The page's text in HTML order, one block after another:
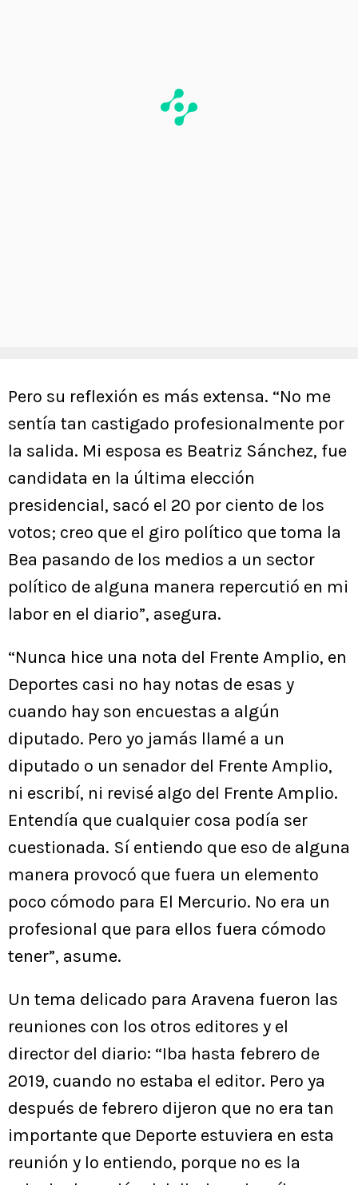
Pero su reflexión es más extensa. “No me
sentía tan castigado profesionalmente por
la salida. Mi esposa es Beatriz Sánchez, fue
candidata en la última elección
presidencial, sacó el 20 por ciento de los
votos; creo que el giro político que toma la
Bea pasando de los medios a un sector
político de alguna manera repercutió en mi
labor en el diario”, asegura.
“Nunca hice una nota del Frente Amplio, en
Deportes casi no hay notas de esas y
cuando hay son encuestas a algún
diputado. Pero yo jamás llamé a un
diputado o un senador del Frente Amplio,
ni escribí, ni revisé algo del Frente Amplio.
Entendía que cualquier cosa podía ser
cuestionada. Sí entiendo que eso de alguna
manera provocó que fuera un elemento
poco cómodo para El Mercurio. No era un
profesional que para ellos fuera cómodo
tener”, asume.
Un tema delicado para Aravena fueron las
reuniones con los otros editores y el
director del diario: “Iba hasta febrero de
2019, cuando no estaba el editor. Pero ya
después de febrero dijeron que no era tan
importante que Deporte estuviera en esta
reunión y lo entiendo, porque no es la